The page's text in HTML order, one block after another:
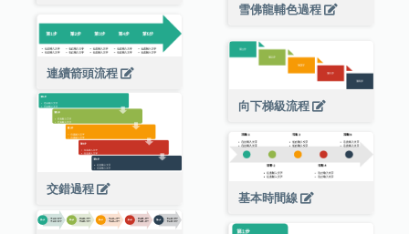
雪佛龍輔色過程
連續箭頭流程
向下梯級流程
交錯過程
基本時間線